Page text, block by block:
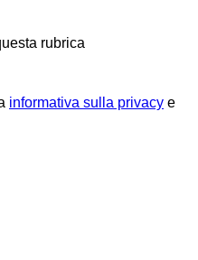
rubrica
informativa sulla privacy e